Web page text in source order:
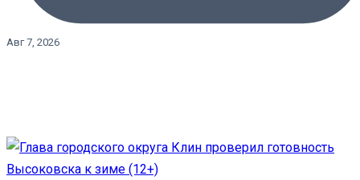
Авг 7, 2026